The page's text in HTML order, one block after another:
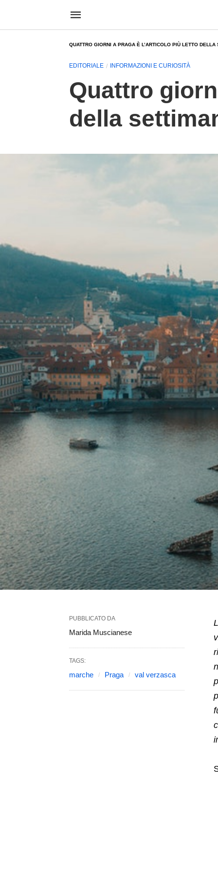
QUATTRO GIORNI A PRAGA È L’ARTICOLO PIÙ LETTO
EDITORIALE INFORMAZIONI E CURIOSITÀ
Quattro
della
PUBBLICATO DA
Marida Muscianese
TAGS:
marche Praga val verzasca